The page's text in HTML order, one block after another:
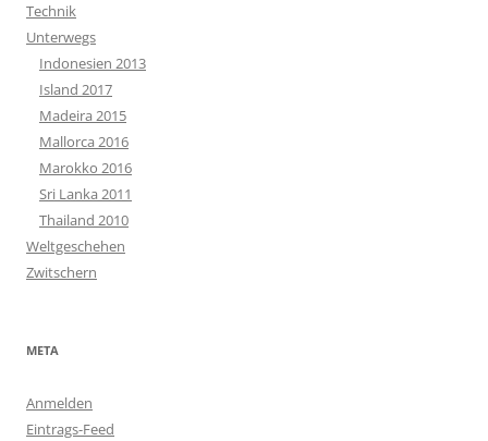
Technik
Unterwegs
Indonesien 2013
Island 2017
Madeira 2015
Mallorca 2016
Marokko 2016
Sri Lanka 2011
Thailand 2010
Weltgeschehen
Zwitschern
META
Anmelden
Eintrags-Feed